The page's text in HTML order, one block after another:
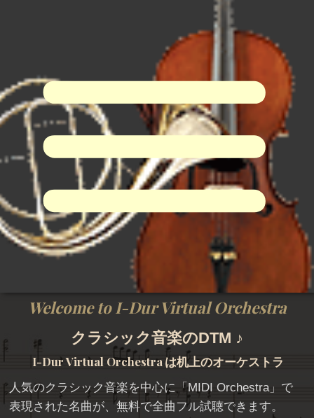
Welcome to I-Dur Virtual Orchestra
クラシック音楽のDTM ♪
I-Dur Virtual Orchestra は机上のオーケストラ
人気のクラシック音楽を中心に「MIDI Orchestra」で
表現された名曲が、無料で全曲フル試聴できます。